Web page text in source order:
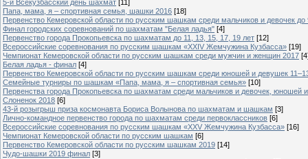
5-й Всекузбасский день шахмат [11]
Папа, мама, я – спортивная семья, шашки 2016 [18]
Первенство Кемеровской области по русским шашкам среди мальчиков и девочек до
Финал городских соревнований по шахматам "Белая ладья" [4]
Первенство города Прокопьевска по шахматам до 11, 13, 15, 17, 19 лет [12]
Всероссийские соревнования по русским шашкам «XXIV Жемчужина Кузбасса» [19]
Чемпионат Кемеровской области по русским шашкам среди мужчин и женщин 2017
Белая ладья - финал [4]
Первенство Кемеровской области по русским шашкам среди юношей и девушек
Семейные турниры по шашкам «Папа, мама, я – спортивная семья» [10]
Первенства города Прокопьевска по шахматам среди мальчиков и девочек, юношей
Слоненок 2018 [6]
43-й розыгрыш приза космонавта Бориса Волынова по шахматам и шашкам [3]
Лично-командное первенство города по шахматам среди первоклассников [6]
Всероссийские соревнования по русским шашкам «XXV Жемчужина Кузбасса» [16]
Чемпионат Кемеровской области по русским шашкам [6]
Первенство Кемеровской области по русским шашкам 2019 [14]
Чудо-шашки 2019 финал [3]